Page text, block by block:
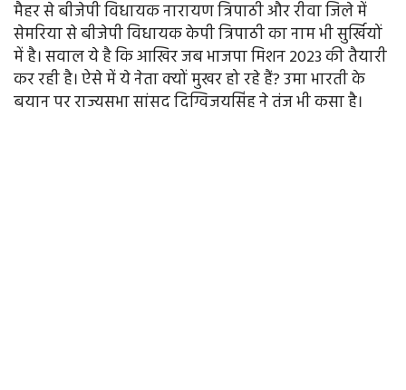
मैहर से बीजेपी विधायक नारायण त्रिपाठी और रीवा जिले में
सेमरिया से बीजेपी विधायक केपी त्रिपाठी का नाम भी सुर्खियों
में है। सवाल ये है कि आखिर जब भाजपा मिशन 2023 की तैयारी
कर रही है। ऐसे में ये नेता क्यों मुखर हो रहे हैं? उमा भारती के
बयान पर राज्यसभा सांसद दिग्विजयसिंह ने तंज भी कसा है।